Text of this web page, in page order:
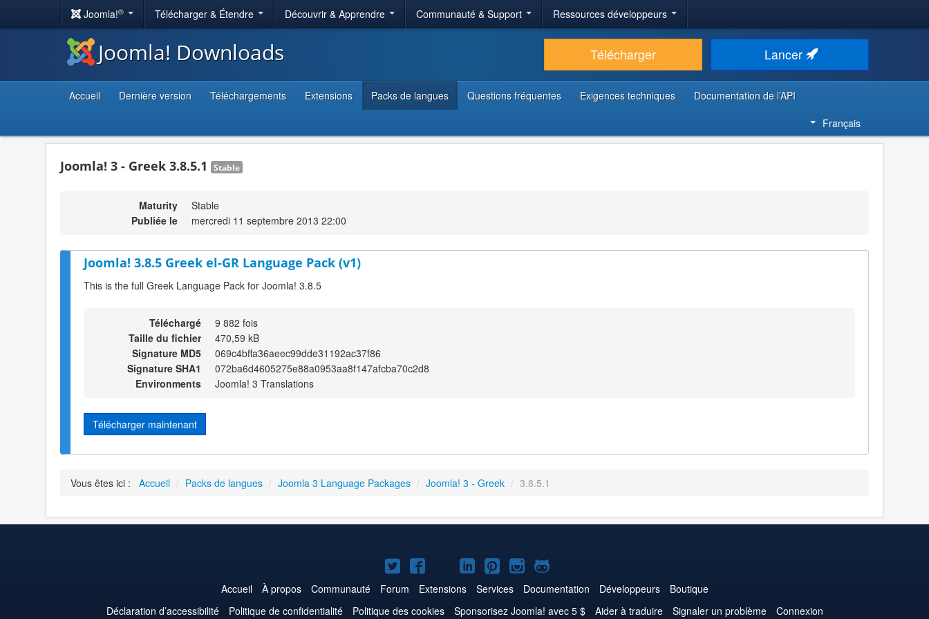
Joomla!® Télécharger & Étendre Découvrir & Apprendre Communauté & Support Ressources développeurs
Joomla! Downloads Télécharger Lancer
Accueil Dernière version Téléchargements Extensions Packs de langues Questions fréquentes Exigences techniques
Documentation de l’API
Français
Joomla! 3 - Greek 3.8.5.1 Stable
Maturity
Stable
Publiée le
mercredi 11 septembre 2013 22:00
Joomla! 3.8.5 Greek el-GR Language Pack (v1)
This is the full Greek Language Pack for Joomla! 3.8.5
Téléchargé
9 882 fois
Taille du fichier
470,59 kB
Signature MD5
069c4bffa36aeec99dde31192ac37f86
Signature SHA1
072ba6d4605275e88a0953aa8f147afcba70c2d8
Environments
Joomla! 3 Translations
Télécharger maintenant
Vous êtes ici : Accueil / Packs de langues / Joomla 3 Language Packages / Joomla! 3 - Greek / 3.8.5.1
Joomla!
sur
Twitter
Joomla!
sur
Facebook
Joomla!
sur
YouTube
Joomla!
sur
LinkedIn
Joomla!
sur
Pinterest
Joomla!
sur
Instagram
Joomla!
sur
GitHub
Accueil À propos Communauté Forum Extensions Services Documentation Développeurs
Boutique
Déclaration d’accessibilité
Politique de confidentialité Politique des cookies Sponsorisez Joomla! avec 5 $ Aider à traduire Signaler un problème Connexion